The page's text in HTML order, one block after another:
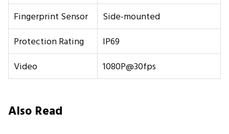
Fingerprint Sensor
Side-mounted
Protection Rating
IP69
Video
1080P@30fps
Also Read